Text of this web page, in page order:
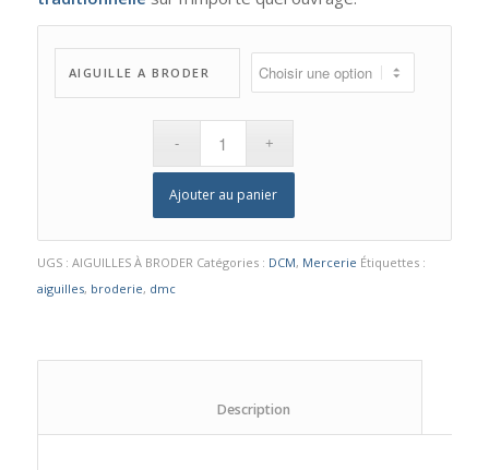
AIGUILLE A BRODER
Ajouter au panier
UGS : AIGUILLES À BRODER Catégories : DCM, Mercerie Étiquettes :
aiguilles, broderie, dmc